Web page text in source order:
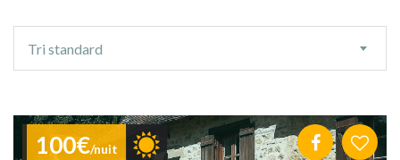
tri
Tri standard
100€/nuit